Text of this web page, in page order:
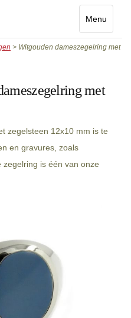
Menu
Toggle
> Witgouden dameszegelring met
met
zegelsteen 12x10 mm is te
en gravures, zoals
is één van onze